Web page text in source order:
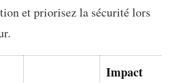
et priorisez la sécurité lors
Impact